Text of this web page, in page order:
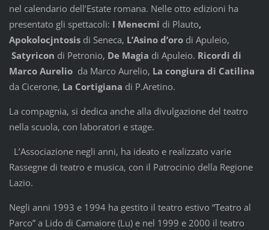
nel calendario dell’Estate romana. Nelle otto edizioni ha
presentato gli spettacoli: I Menecmi di Plauto,
Apokolocjntosis di Seneca, L’Asino d’orodi Apuleio,
Satyricon di Petronio, De Magia di Apuleio. Ricordi di
Marco Aurelio da Marco Aurelio, La congiura di Catilina
da Cicerone, La Cortigiana di P.Aretino.
La compagnia, si dedica anche alla divulgazione del teatro
nella scuola, con laboratori e stage.
L’Associazione negli anni, ha ideato e realizzato varie
Rassegne di teatro e musica, con il Patrocinio della Regione
Lazio.
Negli anni 1993 e 1994 ha gestito il teatro estivo “Teatro al
Parco” a Lido di Camaiore (Lu) e nel 1999 e 2000 il teatro